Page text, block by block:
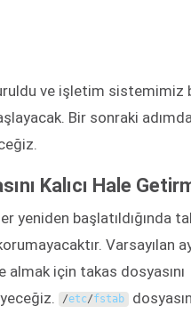
ve işletim sistemimiz
Bir sonraki
Kalıcı Hale
yeniden başlatıldığında
Varsayılan
için takas dosyasını
/etc/fstab